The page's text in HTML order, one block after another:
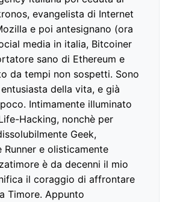
evangelista di Internet
e poi antesignano (ora
media in italia, Bitcoiner
sano di Ethereum e
da tempi non sospetti. Sono
della vita, e già
Intimamente illuminato
Hacking, nonchè per
Geek,
Runner e olisticamente
è da decenni il mio
il coraggio di affrontare
Timore. Appunto